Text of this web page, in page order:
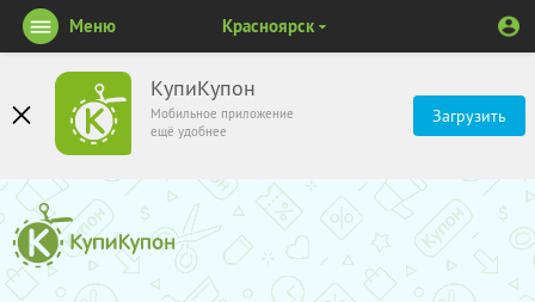
КупиКупон
Мобильное приложение
ещё удобнее
Загрузить
Меню Красноярск